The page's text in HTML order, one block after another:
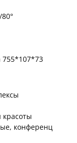
конференц